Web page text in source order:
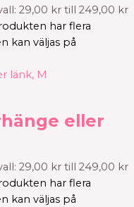
29,00 kr till 249,00 kr
har flera
kan väljas på
eller
29,00 kr till 249,00 kr
har flera
kan väljas på